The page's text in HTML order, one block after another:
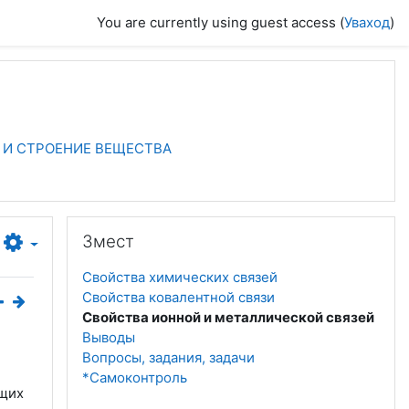
You are currently using guest access (Уваход)
И СТРОЕНИЕ ВЕЩЕСТВА
Змест
Свойства химических связей
Свойства ковалентной связи
Свойства ионной и металлической связей
Выводы
Вопросы, задания, задачи
*Самоконтроль